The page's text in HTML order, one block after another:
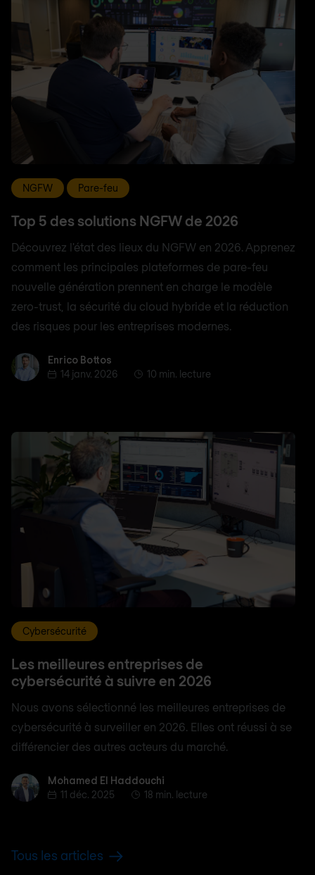
NGFW Pare-feu
Top 5 des solutions NGFW de 2026
Découvrez l'état des lieux du NGFW en 2026. Apprenez
comment les principales plateformes de pare-feu
nouvelle génération prennent en charge le modèle
zero-trust, la sécurité du cloud hybride et la réduction
des risques pour les entreprises modernes.
Enrico BottosEnrico Bottos
14 janv. 2026
10 min. lecture
Cybersécurité
Les meilleures entreprises de
cybersécurité à suivre en 2026
Nous avons sélectionné les meilleures entreprises de
cybersécurité à surveiller en 2026. Elles ont réussi à se
différencier des autres acteurs du marché.
Mohamed El Haddouchi
Mohamed El Haddouchi
11 déc. 2025
18 min. lecture
Tous les articles